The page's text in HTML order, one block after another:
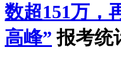
数超151万，
高峰” 报考统